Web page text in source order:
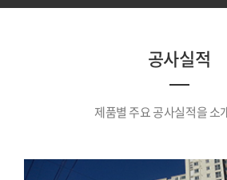
공사실적
제품별 주요 공사실적을 소